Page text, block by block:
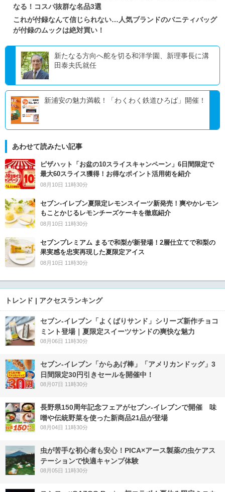
なる！コスパ抜群な名品3選
これが付録なんて信じられない…人気ブランドのバニティバッグ
が付録のムックは絶対買い！
新たなる方向へ舵を切る和洋学園、新理事長に溝
田泰夫氏就任
新浦安の魅力満載！「わくわく鉄道ひろば」開催！
あわせて読みたい記事
ピザハット「お盆の10スライスキャンペーン」6日間限定で
最大60スライス獲得！お得なポイント活用術を紹介
08月10日 11時30分
セブン‐イレブン夏限定レモンスイーツ新発売！爽やかレモン
もことかじるレモンチーズケーキを徹底紹介
08月10日 11時30分
セブンプレミアム まるで和梨が新登場！2層仕立てで和梨の
果実感を忠実再現した夏限定アイス
08月10日 11時30分
トレンド | アクセスランキング
セブン‐イレブン「よくばりサンド」シリーズ新作チョコ
ミント登場｜夏限定スイーツサンドの爽快な魅力
08月06日 11時30分
セブン‐イレブン「からあげ棒」「アメリカンドッグ」3
日間限定30円引きセールを開催中！
08月07日 11時30分
長野県150周年記念フェアがセブン-イレブンで開催 味
噌や伝統野菜を使った新商品21品が登場
08月04日 11時30分
虫が苦手な初心者も安心！PICA×アース製薬の虫ケアス
テーションで快適キャンプ体験
08月05日 11時30分